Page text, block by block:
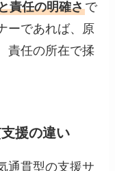
責任の明確さで
ーであれば、原
責任の所在で揉
援の違い
通貫型の支援サ